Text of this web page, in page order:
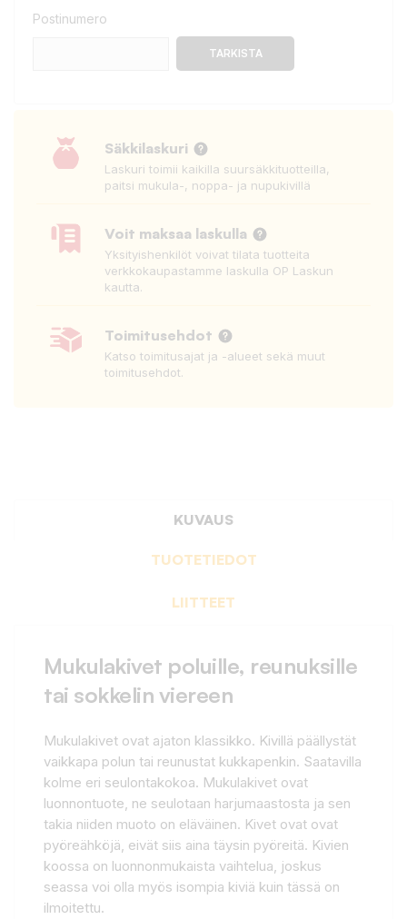
Postinumero
TARKISTA
Säkkilaskuri
Laskuri toimii kaikilla suursäkkituotteilla,
paitsi mukula-, noppa- ja nupukivillä
Voit maksaa laskulla
Yksityishenkilöt voivat tilata tuotteita
verkkokaupastamme laskulla OP Laskun
kautta.
Toimitusehdot
Katso toimitusajat ja -alueet sekä muut
toimitusehdot.
KUVAUS
TUOTETIEDOT
LIITTEET
Mukulakivet poluille, reunuksille
tai sokkelin viereen
Mukulakivet ovat ajaton klassikko. Kivillä päällystät
vaikkapa polun tai reunustat kukkapenkin. Saatavilla
kolme eri seulontakokoa. Mukulakivet ovat
luonnontuote, ne seulotaan harjumaastosta ja sen
takia niiden muoto on eläväinen. Kivet ovat ovat
pyöreähköjä, eivät siis aina täysin pyöreitä. Kivien
koossa on luonnonmukaista vaihtelua, joskus
seassa voi olla myös isompia kiviä kuin tässä on
ilmoitettu.